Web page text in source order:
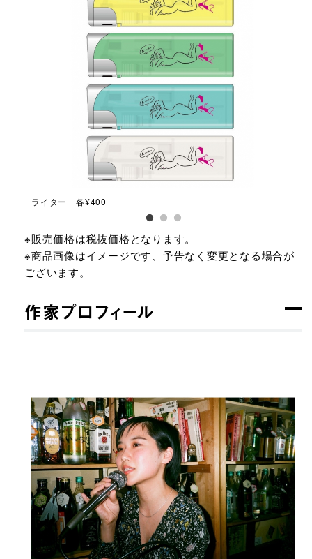
ライター 各¥400
※販売価格は税抜価格となります。
※商品画像はイメージです、予告なく変更となる場合が
ございます。
作家プロフィール